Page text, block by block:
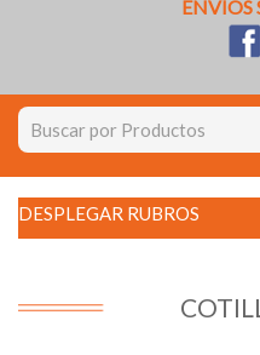
ENVÍOS
DESPLEGAR RUBROS